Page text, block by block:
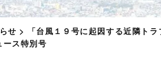
せ >
「台風１９号に起因する近隣ト
ス特別号